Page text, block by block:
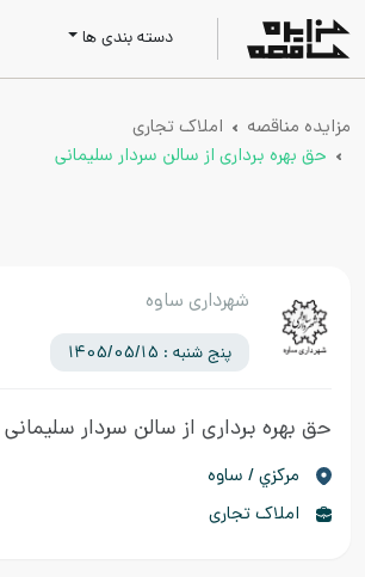
دسته بندی ها
مزایده مناقصه
املاک تجاری
حق بهره برداری از سالن سردار سلیمانی
شهرداری ساوه
پنج شنبه : 1405/05/15
حق بهره برداری از سالن سردار سلیمانی
مركزي / ساوه
املاک تجاری